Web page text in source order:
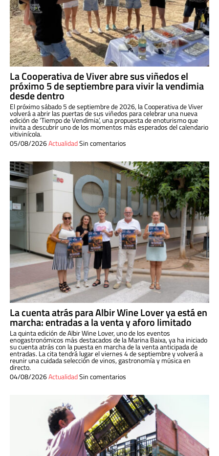
La Cooperativa de Viver abre sus viñedos el
próximo 5 de septiembre para vivir la vendimia
desde dentro
El próximo sábado 5 de septiembre de 2026, la Cooperativa de Viver
volverá a abrir las puertas de sus viñedos para celebrar una nueva
edición de ‘Tiempo de Vendimia’, una propuesta de enoturismo que
invita a descubrir uno de los momentos más esperados del calendario
vitivinícola.
05/08/2026ActualidadSin comentarios
La cuenta atrás para Albir Wine Lover ya está en
marcha: entradas a la venta y aforo limitado
La quinta edición de Albir Wine Lover, uno de los eventos
enogastronómicos más destacados de la Marina Baixa, ya ha iniciado
su cuenta atrás con la puesta en marcha de la venta anticipada de
entradas. La cita tendrá lugar el viernes 4 de septiembre y volverá a
reunir una cuidada selección de vinos, gastronomía y música en
directo.
04/08/2026ActualidadSin comentarios